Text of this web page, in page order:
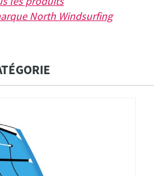
North Windsurfing